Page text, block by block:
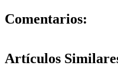
Comentarios:
Artículos